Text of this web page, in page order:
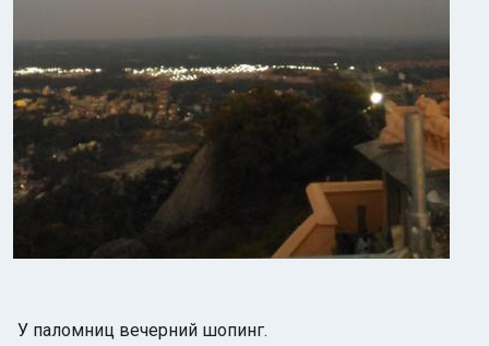
У паломниц вечерний шопинг.